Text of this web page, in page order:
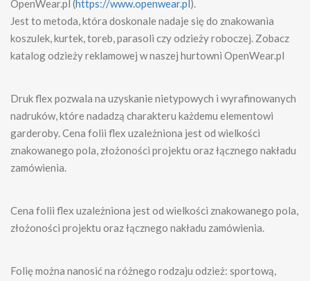
OpenWear.pl (https://www.openwear.pl).
Jest to metoda, która doskonale nadaje się do znakowania
koszulek, kurtek, toreb, parasoli czy odzieży roboczej. Zobacz
katalog odzieży reklamowej w naszej hurtowni OpenWear.pl
Druk flex pozwala na uzyskanie nietypowych i wyrafinowanych
nadruków, które nadadzą charakteru każdemu elementowi
garderoby. Cena folii flex uzależniona jest od wielkości
znakowanego pola, złożoności projektu oraz łącznego nakładu
zamówienia.
Cena folii flex uzależniona jest od wielkości znakowanego pola,
złożoności projektu oraz łącznego nakładu zamówienia.
Folię można nanosić na różnego rodzaju odzież: sportową,